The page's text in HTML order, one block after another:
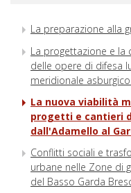
La preparazione alla
La progettazione e la
delle opere di difesa
meridionale
La nuova viabilità
progetti e cantieri
dall'Adamello al
Conflitti sociali e
urbane nelle Zone di
del Basso Garda